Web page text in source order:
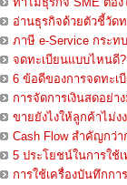
อ่านธุรกิจด้วยตัวชี้วัดท
ภาษี e-Service กระท
จดทะเบียนแบบไหนดี
6 ข้อดีของการจดทะเ
การจัดการเงินสดอย่า
ขายยังไงให้ลูกค้าไม่ง
Cash Flow สำคัญกว่า
5 ประโยชน์ในการใช้
การใช้เครื่องบันทึกกา